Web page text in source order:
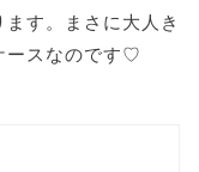
す。まさに大人き
ースなのです♡